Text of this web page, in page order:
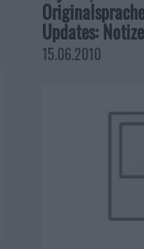
Updates:
15.06.2010